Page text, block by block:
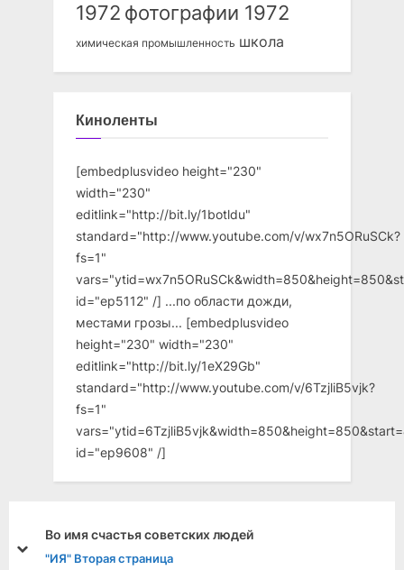
1972 фотографии 1972
химическая промышленность школа
Киноленты
[embedplusvideo height="230"
width="230"
editlink="http://bit.ly/1botldu"
standard="http://www.youtube.com/v/wx7n5ORuSCk?
fs=1"
id="ep5112" /] ...по области дожди,
местами грозы... [embedplusvideo
height="230" width="230"
editlink="http://bit.ly/1eX29Gb"
standard="http://www.youtube.com/v/6TzjliB5vjk?
fs=1"
id="ep9608" /]
Во имя счастья советских людей
"ИЯ" Вторая страница
prev
next